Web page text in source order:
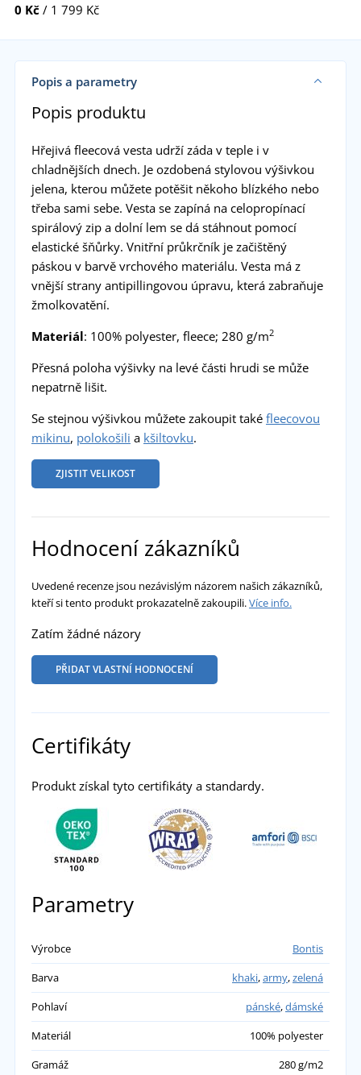
0 Kč / 1 799 Kč
Popis a parametry
Popis produktu
Hřejivá fleecová vesta udrží záda v teple i v
chladnějších dnech. Je ozdobená stylovou výšivkou
jelena, kterou můžete potěšit někoho blízkého nebo
třeba sami sebe. Vesta se zapíná na celopropínací
spirálový zip a dolní lem se dá stáhnout pomocí
elastické šňůrky. Vnitřní průkrčník je začištěný
páskou v barvě vrchového materiálu. Vesta má z
vnější strany antipillingovou úpravu, která zabraňuje
žmolkovatění.
Materiál: 100% polyester, fleece; 280 g/m2
Přesná poloha výšivky na levé části hrudi se může
nepatrně lišit.
Se stejnou výšivkou můžete zakoupit také fleecovou
mikinu, polokošili a kšiltovku.
ZJISTIT VELIKOST
Hodnocení zákazníků
Uvedené recenze jsou nezávislým názorem našich zákazníků,
kteří si tento produkt prokazatelně zakoupili.Více info.
Zatím žádné názory
PŘIDAT VLASTNÍ HODNOCENÍ
Certifikáty
Produkt získal tyto certifikáty a standardy.
Parametry
Výrobce
Bontis
Barva
khaki,army,zelená
Pohlaví
pánské,dámské
Materiál
100% polyester
Gramáž
280 g/m2